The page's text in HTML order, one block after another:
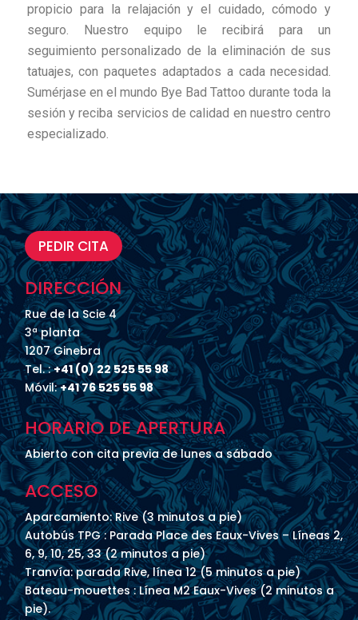
propicio para la relajación y el cuidado, cómodo y
seguro. Nuestro equipo le recibirá para un
seguimiento personalizado de la eliminación de sus
tatuajes, con paquetes adaptados a cada necesidad.
Sumérjase en el mundo Bye Bad Tattoo durante toda la
sesión y reciba servicios de calidad en nuestro centro
especializado.
PEDIR CITA
DIRECCIÓN
Rue de la Scie 4
3ª planta
1207 Ginebra
Tel. :+41 (0) 22 525 55 98
Móvil:+41 76 525 55 98
HORARIO DE APERTURA
Abierto con cita previa de lunes a sábado
ACCESO
Aparcamiento: Rive (3 minutos a pie)
Autobús TPG : Parada Place des Eaux-Vives – Líneas 2,
6, 9, 10, 25, 33 (2 minutos a pie)
Tranvía: parada Rive, línea 12 (5 minutos a pie)
Bateau-mouettes : Línea M2 Eaux-Vives (2 minutos a
pie).